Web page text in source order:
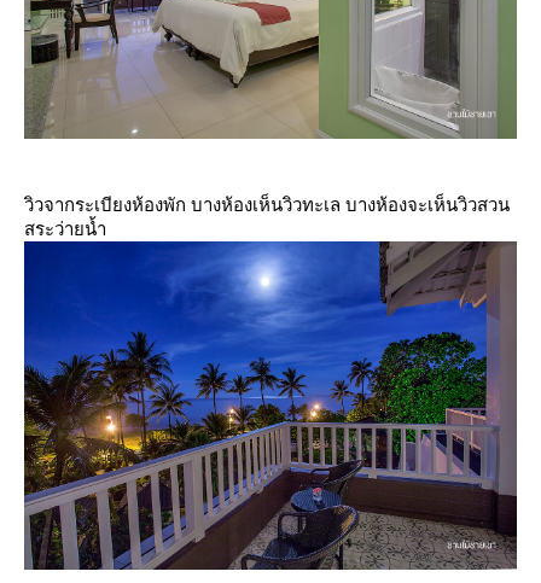
วิวจากระเบียงห้องพัก บางห้องเห็นวิวทะเล บางห้องจะเห็นวิวสวน
สระว่ายน้ำ